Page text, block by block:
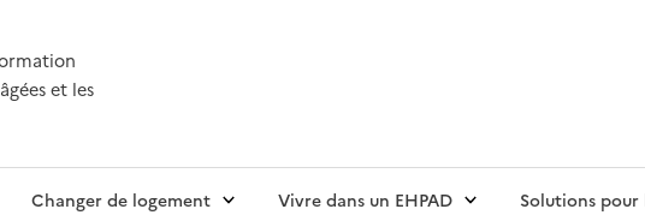
et les
Changer de logement Vivre dans un EHPAD Solutions pour